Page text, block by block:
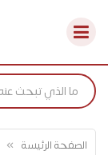
الصفحة الرئيسة